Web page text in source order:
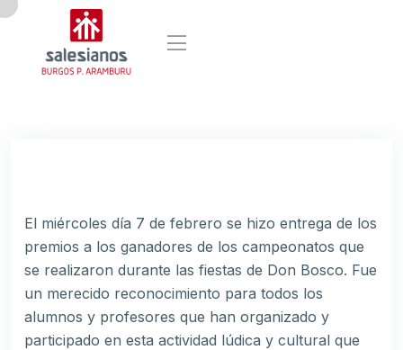
El miércoles día 7 de febrero se hizo entrega de los
premios a los ganadores de los campeonatos que
se realizaron durante las fiestas de Don Bosco. Fue
un merecido reconocimiento para todos los
alumnos y profesores que han organizado y
participado en esta actividad lúdica y cultural que